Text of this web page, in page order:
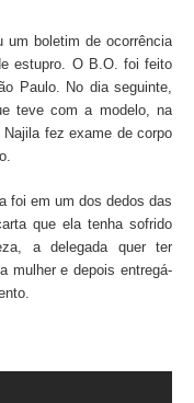
um boletim de ocorrência
estupro. O B.O. foi feito
Paulo. No dia seguinte,
teve com a modelo, na
fez exame de corpo
foi em um dos dedos das
que ela tenha sofrido
a delegada quer ter
mulher e depois entregá-